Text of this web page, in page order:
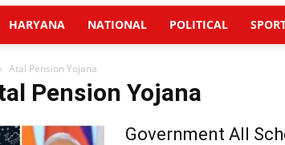
HARYANA NATIONAL POLITICAL
Atal Pension Yojana
Pension Yojana
Government All